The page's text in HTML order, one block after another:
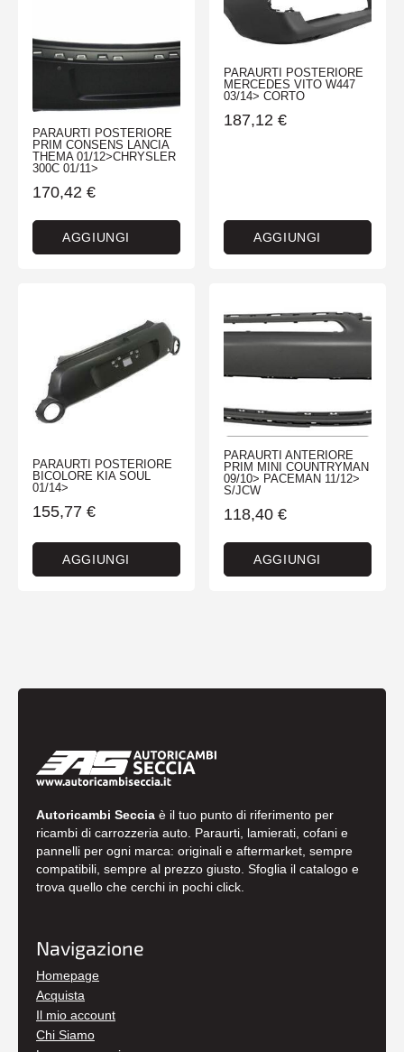
PARAURTI POSTERIORE
PRIM CONSENS LANCIA
THEMA 01/12>CHRYSLER
300C 01/11>
170,42 €
AGGIUNGI
PARAURTI POSTERIORE
MERCEDES VITO W447
03/14> CORTO
187,12 €
AGGIUNGI
PARAURTI POSTERIORE
BICOLORE KIA SOUL
01/14>
155,77 €
AGGIUNGI
PARAURTI ANTERIORE
PRIM MINI COUNTRYMAN
09/10> PACEMAN 11/12>
S/JCW
118,40 €
AGGIUNGI
Autoricambi Seccia è il tuo punto di riferimento per
ricambi di carrozzeria auto. Paraurti, lamierati, cofani e
pannelli per ogni marca: originali e aftermarket, sempre
compatibili, sempre al prezzo giusto. Sfoglia il catalogo e
trova quello che cerchi in pochi click.
Navigazione
Homepage
Acquista
Il mio account
Chi Siamo